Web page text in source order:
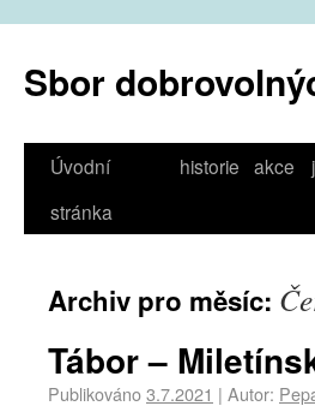
Sbor
Úvodní
stránka
historie akce
Archiv pro měsíc:
Tábor –
Publikováno3.7.2021 | Autor: